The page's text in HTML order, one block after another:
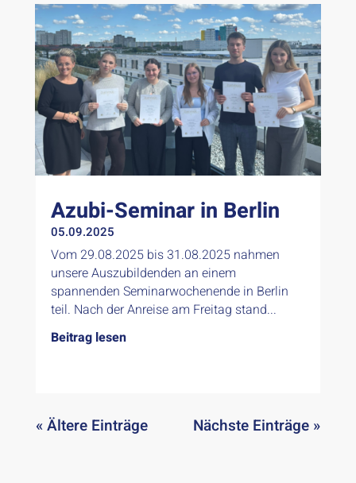
Azubi-Seminar in Berlin
05.09.2025
Vom 29.08.2025 bis 31.08.2025 nahmen
unsere Auszubildenden an einem
spannenden Seminarwochenende in Berlin
teil. Nach der Anreise am Freitag stand...
Beitrag lesen
« Ältere Einträge Nächste Einträge »